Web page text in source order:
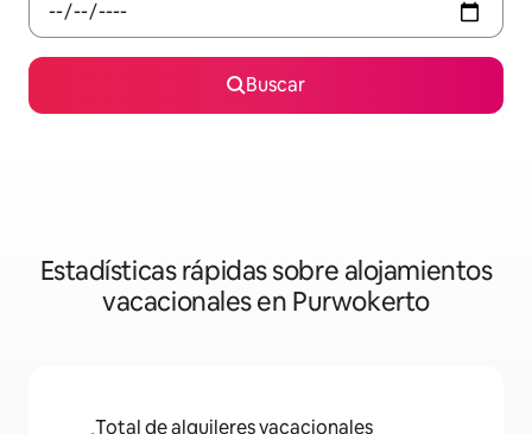
Buscar
Estadísticas rápidas sobre alojamientos
vacacionales en Purwokerto
Total de alquileres vacacionales